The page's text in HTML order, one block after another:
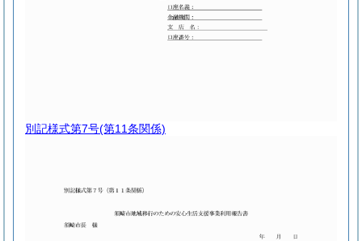
別記様式第7号(第11条関係)